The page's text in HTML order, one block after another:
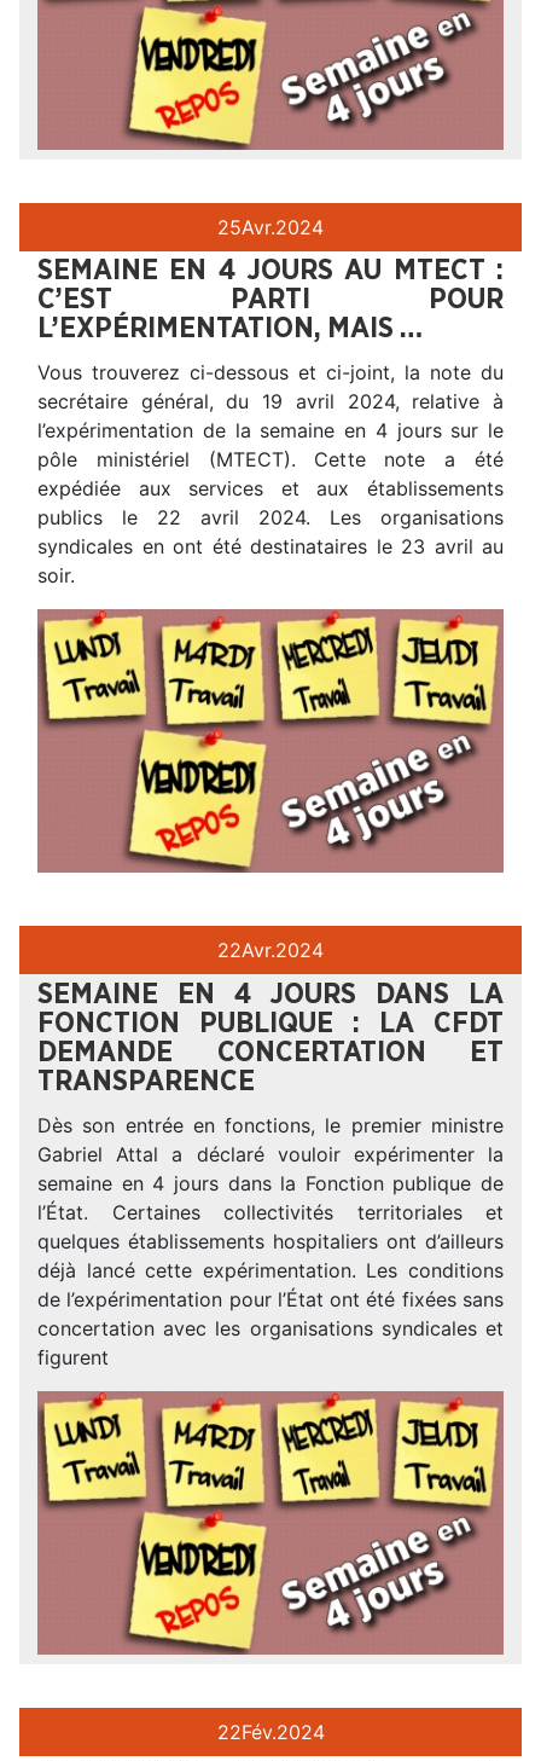
25Avr.2024
SEMAINE EN 4 JOURS AU MTECT :
C’EST PARTI POUR
L’EXPÉRIMENTATION, MAIS …
Vous trouverez ci-dessous et ci-joint, la note du
secrétaire général, du 19 avril 2024, relative à
l’expérimentation de la semaine en 4 jours sur le
pôle ministériel (MTECT). Cette note a été
expédiée aux services et aux établissements
publics le 22 avril 2024. Les organisations
syndicales en ont été destinataires le 23 avril au
soir.
22Avr.2024
SEMAINE EN 4 JOURS DANS LA
FONCTION PUBLIQUE : LA CFDT
DEMANDE CONCERTATION ET
TRANSPARENCE
Dès son entrée en fonctions, le premier ministre
Gabriel Attal a déclaré vouloir expérimenter la
semaine en 4 jours dans la Fonction publique de
l’État. Certaines collectivités territoriales et
quelques établissements hospitaliers ont d’ailleurs
déjà lancé cette expérimentation. Les conditions
de l’expérimentation pour l’État ont été fixées sans
concertation avec les organisations syndicales et
figurent
22Fév.2024